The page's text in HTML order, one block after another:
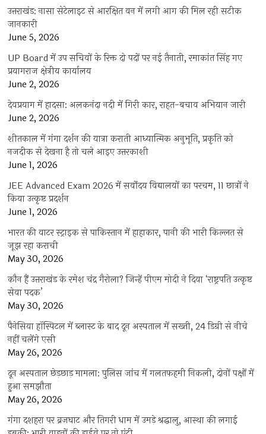
उत्तराखंड: नासा सेटेलाइट से आरक्षित वन में लगी आग की मिल रही सटीक
जानकारी
June 5, 2026
UP Board में उप सचिवों के रिक्त दो पदों पर नई तैनाती, रमाकांत सिंह गए
प्रयागराज क्षेत्रीय कार्यालय
June 2, 2026
देवप्रयाग में हादसा: अलकनंदा नदी में गिरी कार, राहत-बचाव अभियान जारी
June 2, 2026
शीतकाल में गंगा दर्शन की यात्रा कराती आध्यात्मिक अनुभूति, प्रकृति को
नजदीक से देखना है तो चले आइए उत्तरकाशी
June 1, 2026
JEE Advanced Exam 2026 में सर्वोदय विद्यालयों का परचम, 11 छात्रों ने
किया उत्कृष्ट प्रदर्शन
June 1, 2026
भारत की वाटर स्ट्राइक से पाकिस्तान में हाहाकार, पानी की भारी किल्लत से
जूझ रहा कराची
May 30, 2026
कौन हैं उत्तराखंड के रमेश चंद्र गैरोला? जिन्हें पीएम मोदी ने दिया ‘राष्ट्रपति उत्कृष्ट
सेवा पदक’
May 30, 2026
पैनेसिया हॉस्पिटल में ब्लास्ट के बाद दून अस्पताल में सख्ती, 24 डिग्री से नीचे
नहीं चलेंगे एसी
May 26, 2026
दून अस्पताल छेड़छाड़ मामला: पुलिस जांच में गलतफहमी निकली, दोनों पक्षों में
हुआ समझौता
May 26, 2026
गंगा दशहरा पर ब्रजघाट और तिगरी धाम में उमड़े श्रद्धालु, आस्था की लगाई